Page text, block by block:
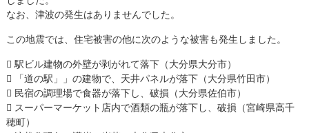
なお、津波の発生はありませんでした。
この地震では、住宅被害の他に次のような被害も発生しました。
 駅ビル建物の外壁が剥がれて落下（大分県大分市）
 「道の駅」」の建物で、天井パネルが落下（大分県竹田市）
 民宿の調理場で食器が落下し、破損（大分県佐伯市）
 スーパーマーケット店内で酒類の瓶が落下し、破損（宮崎県高千
穂町）